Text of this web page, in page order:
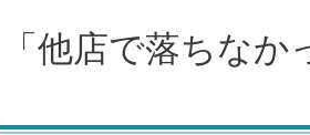
「他店で落ちな